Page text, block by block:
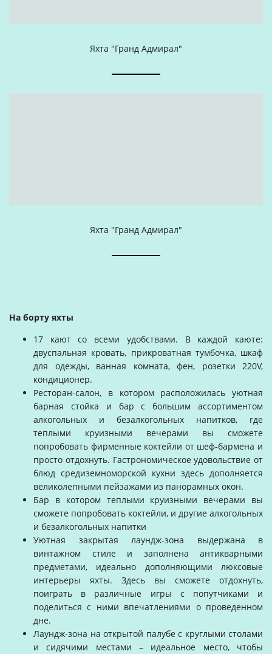
Яхта "Гранд Адмирал"
Яхта "Гранд Адмирал"
На борту яхты
17 кают со всеми удобствами. В каждой каюте:
двуспальная кровать, прикроватная тумбочка, шкаф
для одежды, ванная комната, фен, розетки 220V,
кондиционер.
Ресторан-салон, в котором расположилась уютная
барная стойка и бар с большим ассортиментом
алкогольных и безалкогольных напитков, где
теплыми круизными вечерами вы сможете
попробовать фирменные коктейли от шеф-бармена и
просто отдохнуть. Гастрономическое удовольствие от
блюд средиземноморской кухни здесь дополняется
великолепными пейзажами из панорамных окон.
Бар в котором теплыми круизными вечерами вы
сможете попробовать коктейли, и другие алкогольных
и безалкогольных напитки
Уютная закрытая лаундж-зона выдержана в
винтажном стиле и заполнена антикварными
предметами, идеально дополняющими люксовые
интерьеры яхты. Здесь вы сможете отдохнуть,
поиграть в различные игры с попутчиками и
поделиться с ними впечатлениями о проведенном
дне.
Лаундж-зона на открытой палубе с круглыми столами
и сидячими местами – идеальное место, чтобы